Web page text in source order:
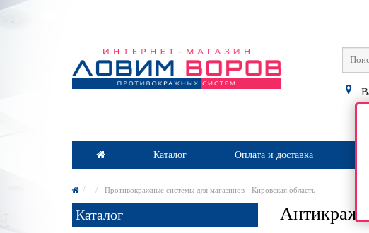
Каталог Оплата и доставка
Противокражные системы для магазинов - Кировская область
Каталог